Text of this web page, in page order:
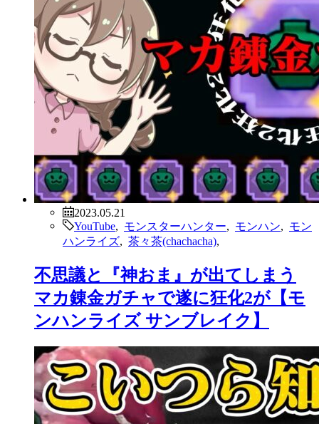
2023.05.21
YouTube
モンスターハンター モンハン
モン
ハンライズ
茶々茶(chachacha)
不思議と『神おま』が出てしまう
マカ錬金ガチャで遂に狂化2が【モ
ンハンライズ サンブレイク】